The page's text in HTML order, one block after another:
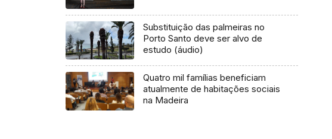
Substituição das palmeiras no
Porto Santo deve ser alvo de
estudo (áudio)
Quatro mil famílias beneficiam
atualmente de habitações sociais
na Madeira